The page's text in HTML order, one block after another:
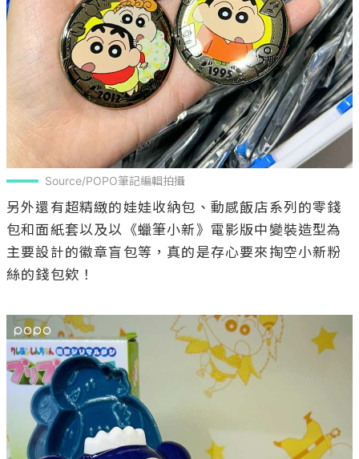
Source/POPO筆記編輯拍攝
另外還有超精緻的娃娃收納包、動感飯店系列的零錢
包和面紙套以及以《蠟筆小新》電影版中變裝造型為
主要設計的徽章盲包等，真的是存心要來掏空小新粉
絲的錢包欸！